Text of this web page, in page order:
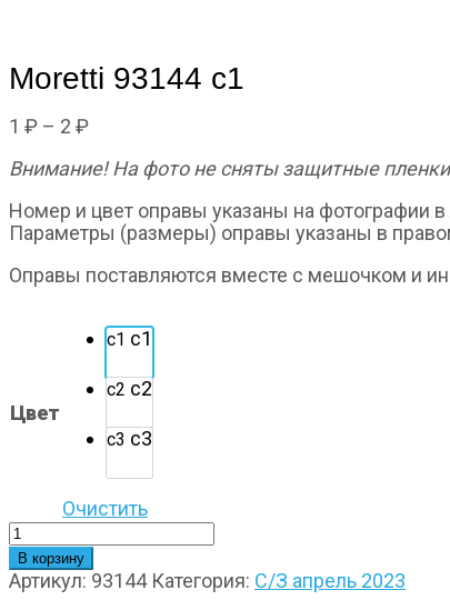
Moretti 93144 c1
1 ₽ – 2 ₽Диапазон
1 ₽
2 ₽
Внимание! На фото не сняты защитные пленки
Номер и цвет оправы указаны на фотографии
Параметры (размеры) оправы указаны в
Оправы поставляются вместе с мешочком и
Цвет
с1 с1
с2 с2
с3 с3
Очистить
Количество
товара
Moretti
93144
В корзину
Артикул: 93144 Категория: С/З апрель 2023